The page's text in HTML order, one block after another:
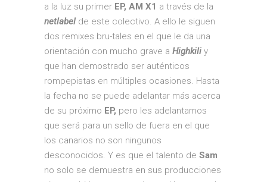
a la luz su primer EP, AM X1 a través de la
netlabel de este colectivo. A ello le siguen
dos remixes bru-tales en el que le da una
orientación con mucho grave a Highkili y
que han demostrado ser auténticos
rompepistas en múltiples ocasiones. Hasta
la fecha no se puede adelantar más acerca
de su próximo EP, pero les adelantamos
que será para un sello de fuera en el que
los canarios no son ningunos
desconocidos. Y es que el talento de Sam
no solo se demuestra en sus producciones